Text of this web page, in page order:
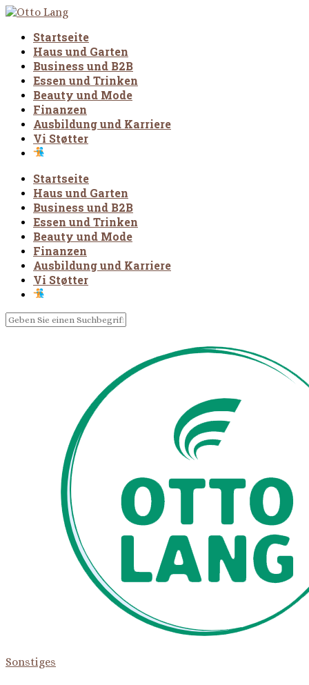
Startseite
Haus und Garten
Business und B2B
Essen und Trinken
Beauty und Mode
Finanzen
Ausbildung und Karriere
Vi Støtter
Startseite
Haus und Garten
Business und B2B
Essen und Trinken
Beauty und Mode
Finanzen
Ausbildung und Karriere
Vi Støtter
Sonstiges